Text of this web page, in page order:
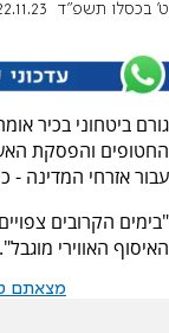
ט' בכסלו תשפ"ד 8:20
גורם ביטחוני בכיר
החטופים והפסקת
עבור אזרחי המדינה -
"בימים הקרובים
האיסוף האווירי מוגבל".
מצאתם